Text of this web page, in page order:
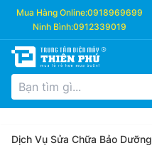
Mua Hàng Online:0918969699
Ninh Bình:0912339019
Dịch Vụ Sửa Chữa Bảo Dưỡng